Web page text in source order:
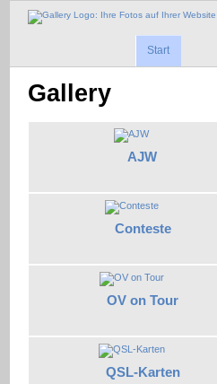
Start
Gallery
AJW
Conteste
OV on Tour
QSL-Karten